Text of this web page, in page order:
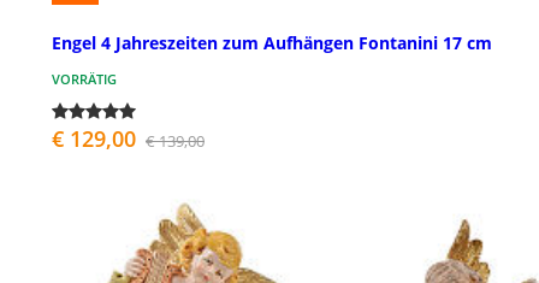
Engel 4 Jahreszeiten zum Aufhängen Fontanini 17 cm
VORRÄTIG
€ 129,00 € 139,00